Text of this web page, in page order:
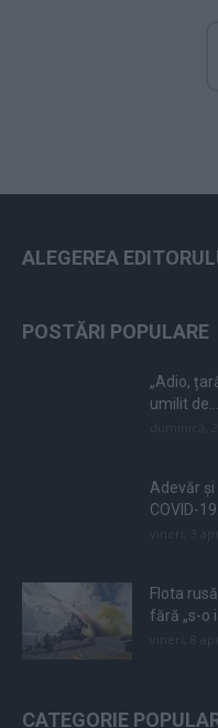
ALEGEREA
POSTĂRI POPULARE
„Adio,
umilit de...
Adevăr
COVID-
Flota
fără „s-o
CATEGORIE